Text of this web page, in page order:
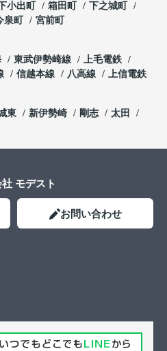
小出町 箱田町
下之城町
泉町 宮前町
東武伊勢崎線
上毛電鉄
信越本線 八高線 上信電鉄
東 新伊勢崎 剛志
太田
モデスト
お問い合わせ